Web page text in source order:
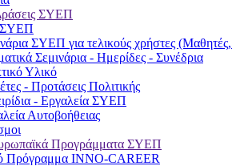
ΣΥΕΠ
ΣΥΕΠ
ΣΥΕΠ για τελικούς χρήστες
Σεμινάρια - Ημερίδες - Συνέδρια
Υλικό
- Προτάσεις Πολιτικής
- Εργαλεία ΣΥΕΠ
Αυτοβοήθειας
Προγράμματα ΣΥΕΠ
Πρόγραμμα INNO-CAREER